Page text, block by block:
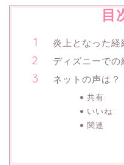
目
炎上となった経
ディズニーでの
ネットの声は？
共有:
いいね:
関連